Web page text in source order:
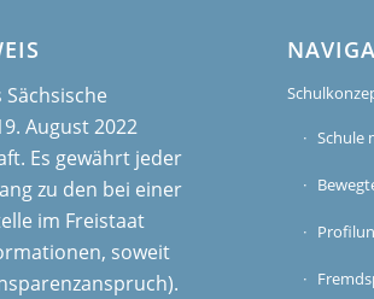
Sächsische
August 2022
Es gewährt jeder
zu den bei einer
im Freistaat
soweit
Schule